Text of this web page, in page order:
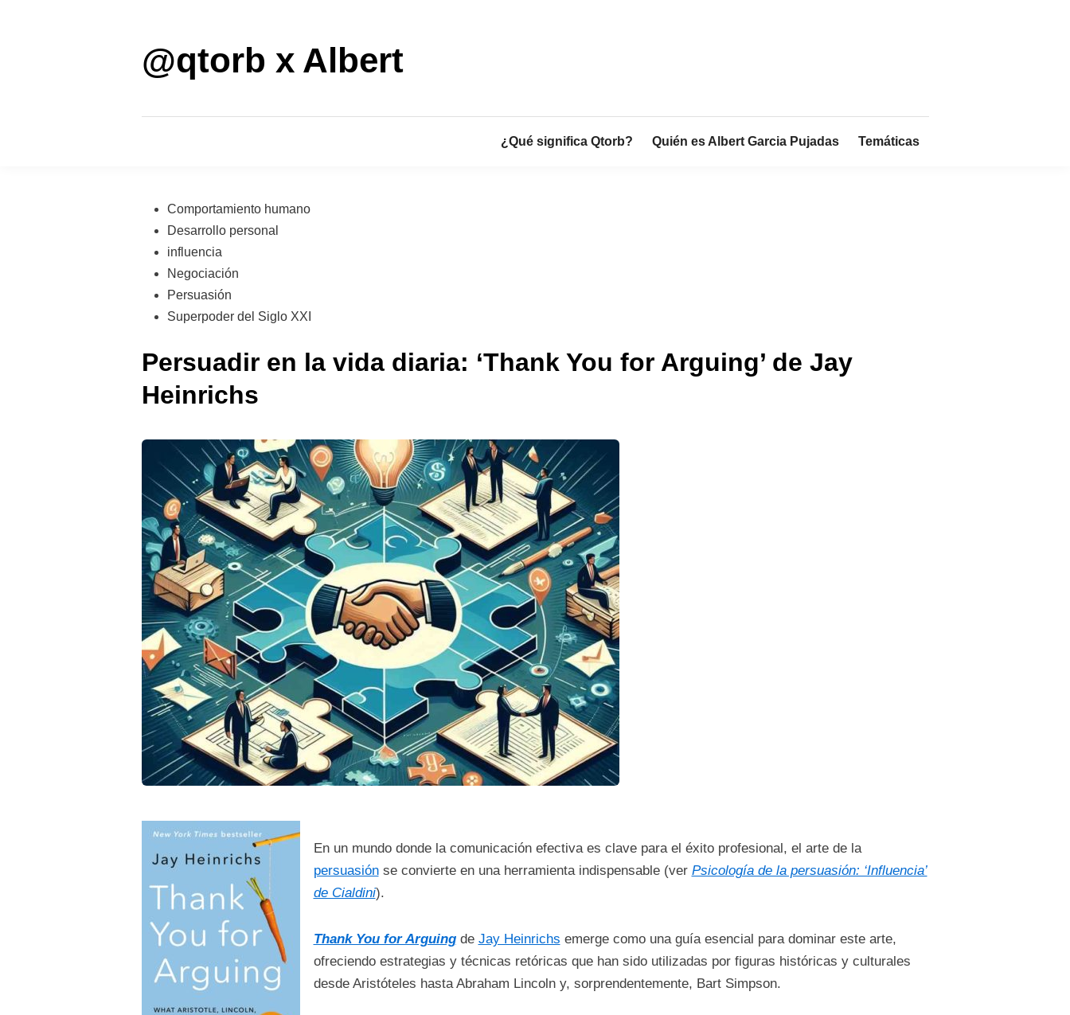
@qtorb x Albert
¿Qué significa Qtorb? Quién es Albert Garcia Pujadas Temáticas
Publicado
en
Comportamiento humano
Desarrollo personal
influencia
Negociación
Persuasión
Superpoder del Siglo XXI
Persuadir en la vida diaria: ‘Thank You for Arguing’ de Jay
Heinrichs
En un mundo donde la comunicación efectiva es clave para el éxito profesional, el arte de la
persuasiónse convierte en una herramienta indispensable (ver Psicología de la persuasión: ‘Influencia’
de Cialdini).
Thank You for Arguingde Jay Heinrichs emerge como una guía esencial para dominar este arte,
ofreciendo estrategias y técnicas retóricas que han sido utilizadas por figuras históricas y culturales
desde Aristóteles hasta Abraham Lincoln y, sorprendentemente, Bart Simpson.